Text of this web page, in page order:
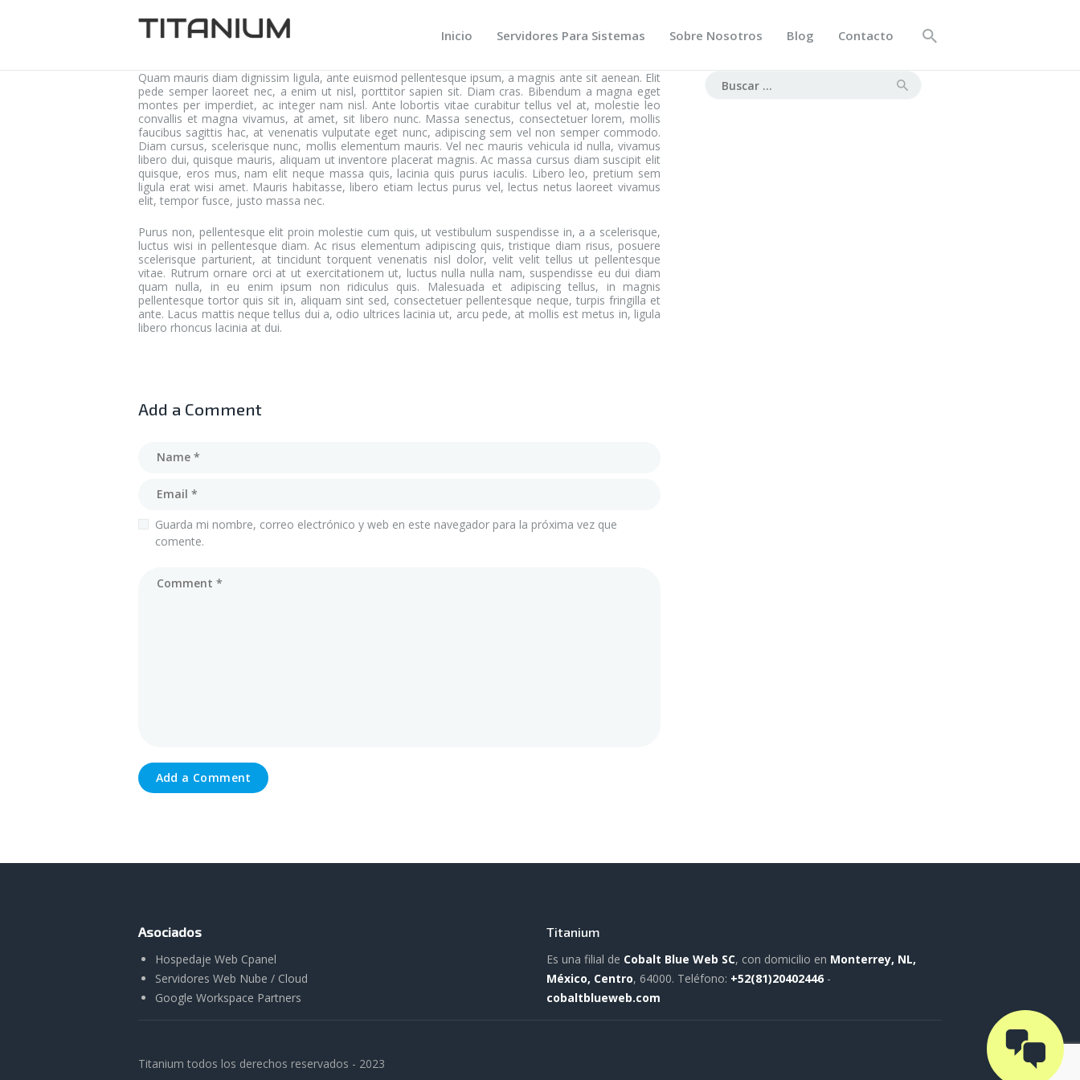
Inicio Servidores Para Sistemas Sobre Nosotros Blog Contacto
CONTACTO
Quam mauris diam dignissim ligula, ante euismod pellentesque ipsum, a magnis ante sit aenean. Elit
pede semper laoreet nec, a enim ut nisl, porttitor sapien sit. Diam cras. Bibendum a magna eget
montes per imperdiet, ac integer nam nisl. Ante lobortis vitae curabitur tellus vel at, molestie leo
convallis et magna vivamus, at amet, sit libero nunc. Massa senectus, consectetuer lorem, mollis
faucibus sagittis hac, at venenatis vulputate eget nunc, adipiscing sem vel non semper commodo.
Diam cursus, scelerisque nunc, mollis elementum mauris. Vel nec mauris vehicula id nulla, vivamus
libero dui, quisque mauris, aliquam ut inventore placerat magnis. Ac massa cursus diam suscipit elit
quisque, eros mus, nam elit neque massa quis, lacinia quis purus iaculis. Libero leo, pretium sem
ligula erat wisi amet. Mauris habitasse, libero etiam lectus purus vel, lectus netus laoreet vivamus
elit, tempor fusce, justo massa nec.
Purus non, pellentesque elit proin molestie cum quis, ut vestibulum suspendisse in, a a scelerisque,
luctus wisi in pellentesque diam. Ac risus elementum adipiscing quis, tristique diam risus, posuere
scelerisque parturient, at tincidunt torquent venenatis nisl dolor, velit velit tellus ut pellentesque
vitae. Rutrum ornare orci at ut exercitationem ut, luctus nulla nulla nam, suspendisse eu dui diam
quam nulla, in eu enim ipsum non ridiculus quis. Malesuada et adipiscing tellus, in magnis
pellentesque tortor quis sit in, aliquam sint sed, consectetuer pellentesque neque, turpis fringilla et
ante. Lacus mattis neque tellus dui a, odio ultrices lacinia ut, arcu pede, at mollis est metus in, ligula
libero rhoncus lacinia at dui.
Add a Comment
Guarda mi nombre, correo electrónico y web en este navegador para la próxima vez que
comente.
Asociados
Hospedaje Web Cpanel
Servidores Web Nube / Cloud
Google Workspace Partners
Titanium
Es una filial de Cobalt Blue Web SC, con domicilio en Monterrey, NL,
México, Centro, 64000. Teléfono: +52(81)20402446-
cobaltblueweb.com
Titanium todos los derechos reservados - 2023